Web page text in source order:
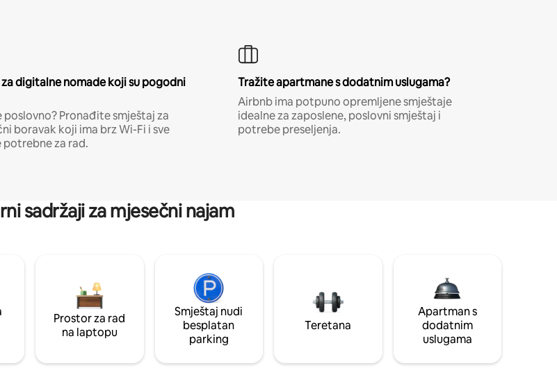
digitalne nomade koji su pogodni
poslovno? Pronađite smještaj za
boravak koji ima brz Wi-Fi i sve
potrebne za rad.
Tražite apartmane s dodatnim uslugama?
Airbnb ima potpuno opremljene smještaje
idealne za zaposlene, poslovni smještaj i
potrebe preseljenja.
sadržaji za mjesečni najam
Prostor za rad
na laptopu
Smještaj nudi
besplatan
parking
Teretana
Apartman s
dodatnim
uslugama